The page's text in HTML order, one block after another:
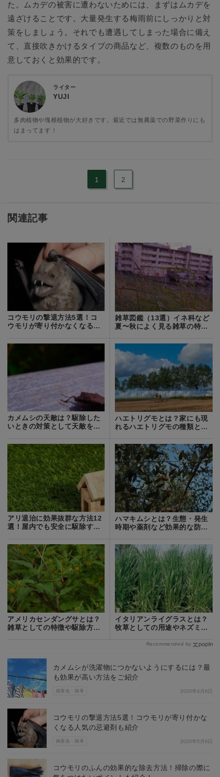
た。ムカデの被害に遭わないためには、まずはムカデを
遠ざけることです。大量発生する梅雨前にしっかりと対
策をしましょう。それでも遭遇してしまった場合に備え
て、直接吹きかけるタイプの商品など、複数のものを用
意しておくと効果的です。
ライター
YUJI
多肉植物や塊根植物が大好きです。最近では無農薬での野菜作りにも
はまってます！
1 2
関連記事
コウモリの撃退方法5選！コ
ウモリが寄り付かなくなる人
雑草図鑑（13選）イネ科など
夏〜秋によく見る雑草の特
カメムシの天敵は？駆除した
いときの対策として天敵を利
ハエトリグモとは？家にも現
れるハエトリグモの種類と駆
アリ退治に効果抜群な方法12
選！屋内でも安全に駆除する
ハマキムシとは？生態・発生
時期や薬剤など効果的な防除
アメリカセンダングサとは？
雑草としての特徴や駆除方法
イタリアンライグラスとは？
牧草としての用途やネズミム
Recommended by
病害虫・雑草
カメムシが洗濯物につかないようにするには？最
も効果が高い方法をご紹介
2020年4月9日
病害虫・雑草
コウモリの撃退方法5選！コウモリが寄り付かな
くなる人気の忌避剤も紹介
2020年5月9日
コウモリのふんの効果的な除去方法！掃除の際に